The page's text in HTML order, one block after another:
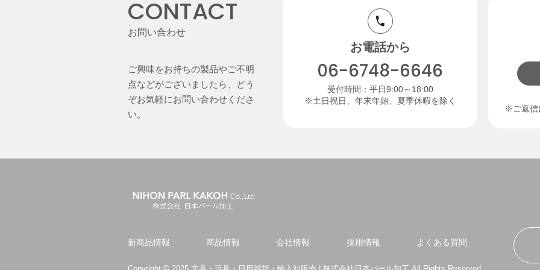
CONTACT
お問い合わせ
ご興味をお持ちの製品やご不明
点などがございましたら、どう
ぞお気軽にお問い合わせくださ
い。
お電話から
06-6748-6646
受付時間：平日9:00～18:00
※土日祝日、年末年始、夏季休暇を除く
※ご返信
新商品情報 商品情報 会社情報 採用情報 よくある質問